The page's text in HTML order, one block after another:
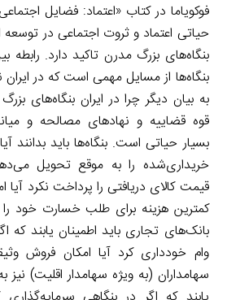
فوکویاما در کتاب «اعتماد: فضایل
حیاتی اعتماد و ثروت اجتماعی در
بنگاه‌های بزرگ مدرن تاکید دارد. رابطه
بنگاه‌ها از مسایل مهمی است که در
به بیان دیگر چرا در ایران بنگاه‌های
قوه قضاییه و نهادهای مصالحه و
بسیار حیاتی است. بنگاه‌ها باید بدانند
خریداری‌شده را به موقع تحویل
قیمت کالای دریافتی را پرداخت نکرد آیا
کمترین هزینه برای طلب خسارت خود را
بانک‌های تجاری باید اطمینان یابند که
وام خودداری کرد آیا امکان فروش
سهامداران (به ویژه سهامدار اقلیت) نیز